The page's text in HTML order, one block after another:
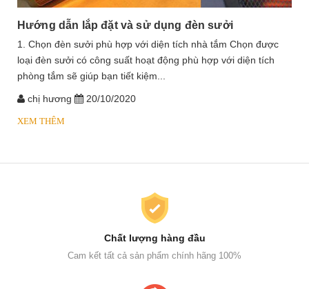
Hướng dẫn lắp đặt và sử dụng đèn sưởi
1. Chọn đèn sưởi phù hợp với diện tích nhà tắm Chọn được
loại đèn sưởi có công suất hoạt động phù hợp với diện tích
phòng tắm sẽ giúp bạn tiết kiệm...
chị hương 20/10/2020
XEM THÊM
Chất lượng hàng đầu
Cam kết tất cả sản phẩm chính hãng 100%